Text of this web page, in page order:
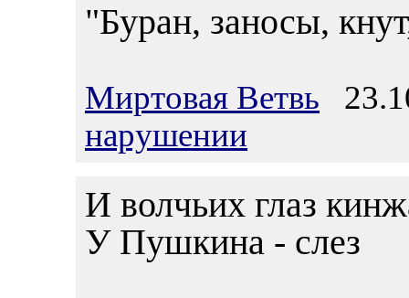
"Буран, заносы,
Миртовая Ветвь
нарушении
И волчьих глаз
У Пушкина - слез